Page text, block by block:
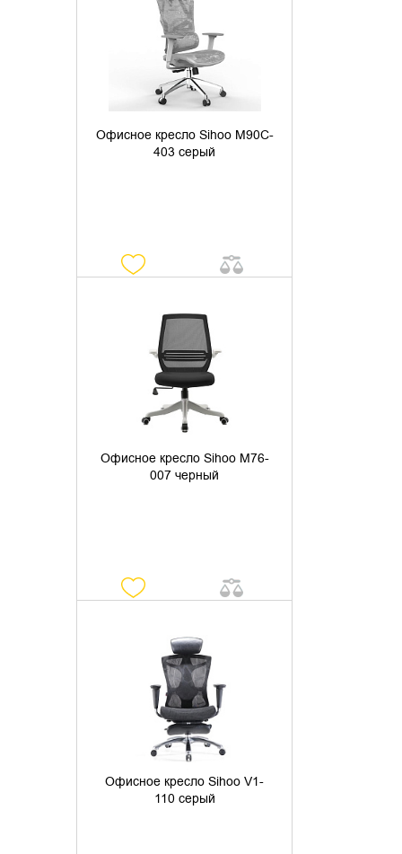
Офисное кресло Sihoo M90C-
403 серый
УТОЧНИТЬ НАЛИЧИЕ
Офисное кресло Sihoo M76-
007 черный
УТОЧНИТЬ НАЛИЧИЕ
Офисное кресло Sihoo V1-
110 серый
УТОЧНИТЬ НАЛИЧИЕ